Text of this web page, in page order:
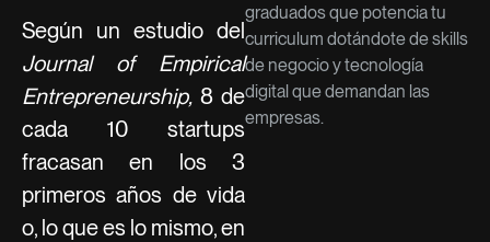
Según un estudio del
Journal of Empirical
Entrepreneurship, 8 de
cada 10 startups
fracasan en los 3
primeros años de vida
o, lo que es lo mismo, en
graduados que potencia tu
curriculum dotándote de skills
de negocio y tecnología
digital que demandan las
empresas.